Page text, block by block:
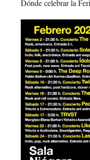
Dónde celebrar la